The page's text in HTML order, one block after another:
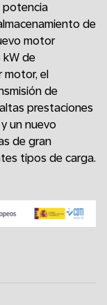
potencia
de
motor
de
motor, el
de
prestaciones
un nuevo
de gran
tipos de carga.